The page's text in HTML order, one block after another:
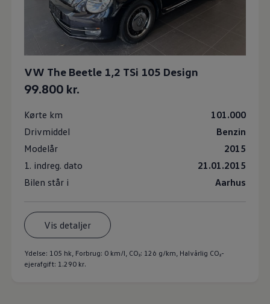
VW The Beetle 1,2 TSi 105 Design
99.800 kr.
101.000
Kørte km
Benzin
Drivmiddel
2015
Modelår
21.01.2015
1. indreg. dato
Aarhus
Bilen står i
Vis detaljer
Ydelse: 105 hk, Forbrug: 0 km/l, CO₂: 126 g/km , Halvårlig CO₂-
ejerafgift: 1.290 kr.